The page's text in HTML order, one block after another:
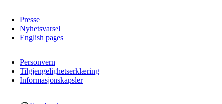
Presse
Nyhetsvarsel
English pages
Personvern
Tilgjengelighetserklæring
Informasjonskapsler